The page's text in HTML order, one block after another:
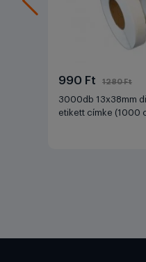
990 Ft 1280 Ft
3000db 13x38mm
etikett címke (1000